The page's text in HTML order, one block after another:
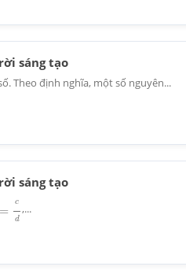
sáng tạo
Theo định nghĩa, một số nguyên...
sáng tạo
d ,...